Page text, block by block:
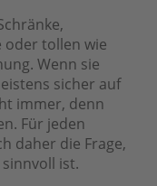
oder tollen wie
Wenn sie
sicher auf
immer, denn
Für jeden
daher die Frage,
sinnvoll ist.